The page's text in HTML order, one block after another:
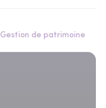
Gestion de patrimoine